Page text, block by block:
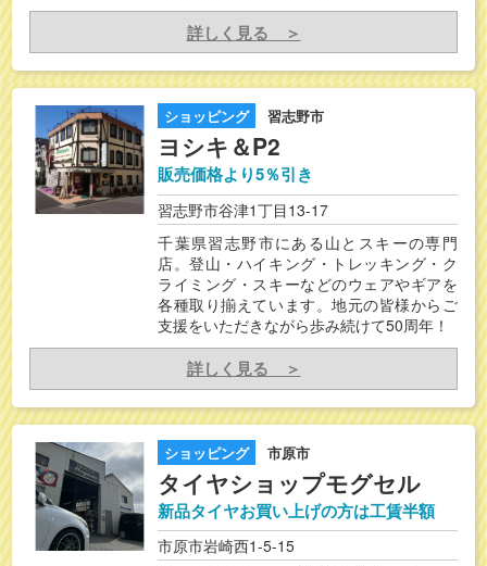
詳しく見る ＞
ショッピング 習志野市
ヨシキ＆P2
販売価格より5％引き
習志野市谷津1丁目13-17
千葉県習志野市にある山とスキーの専門
店。登山・ハイキング・トレッキング・ク
ライミング・スキーなどのウェアやギアを
各種取り揃えています。地元の皆様からご
支援をいただきながら歩み続けて50周年！
詳しく見る ＞
ショッピング 市原市
タイヤショップモグセル
新品タイヤお買い上げの方は工賃半額
市原市岩崎西1-5-15